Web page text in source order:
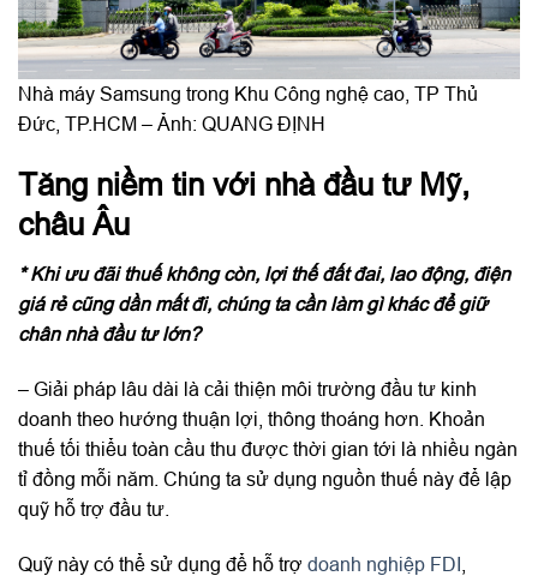
Nhà máy Samsung trong Khu Công nghệ cao, TP Thủ
Đức, TP.HCM – Ảnh: QUANG ĐỊNH
Tăng niềm tin với nhà đầu tư Mỹ,
châu Âu
* Khi ưu đãi thuế không còn, lợi thế đất đai, lao động, điện
giá rẻ cũng dần mất đi, chúng ta cần làm gì khác để giữ
chân nhà đầu tư lớn?
– Giải pháp lâu dài là cải thiện môi trường đầu tư kinh
doanh theo hướng thuận lợi, thông thoáng hơn. Khoản
thuế tối thiểu toàn cầu thu được thời gian tới là nhiều ngàn
tỉ đồng mỗi năm. Chúng ta sử dụng nguồn thuế này để lập
quỹ hỗ trợ đầu tư.
Quỹ này có thể sử dụng để hỗ trợ doanh nghiệp FDI